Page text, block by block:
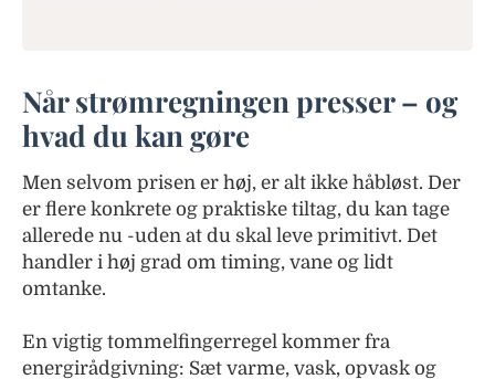
Når strømregningen presser – og
hvad du kan gøre
Men selvom prisen er høj, er alt ikke håbløst. Der
er flere konkrete og praktiske tiltag, du kan tage
allerede nu -uden at du skal leve primitivt. Det
handler i høj grad om timing, vane og lidt
omtanke.
En vigtig tommelfingerregel kommer fra
energirådgivning: Sæt varme, vask, opvask og